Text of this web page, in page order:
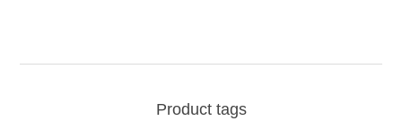
Product tags